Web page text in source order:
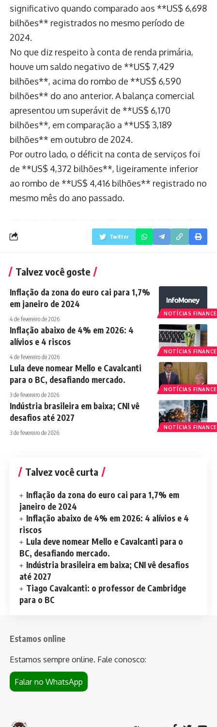
significativo quando comparado aos **US$ 6,698
bilhões** registrados no mesmo período de
2024.
No que diz respeito à conta de renda primária,
houve um saldo negativo de **US$ 7,429
bilhões**, acima do rombo de **US$ 6,590
bilhões** do ano anterior. A balança comercial
apresentou um superávit de **US$ 6,170
bilhões**, em comparação a **US$ 3,189
bilhões** em outubro de 2024.
Por outro lado, o déficit na conta de serviços foi
de **US$ 4,372 bilhões**, ligeiramente inferior
ao rombo de **US$ 4,416 bilhões** registrado no
mesmo mês do ano passado.
Twitter
Talvez você goste
NOTÍCIAS
Inflação da zona do euro cai para 1,7%
em janeiro de 2024
4 de fevereiro de 2026
NOTÍCIAS
Inflação abaixo de 4% em 2026: 4
alívios e 4 riscos
4 de fevereiro de 2026
NOTÍCIAS
Lula deve nomear Mello e Cavalcanti
para o BC, desafiando mercado.
3 de fevereiro de 2026
NOTÍCIAS
Indústria brasileira em baixa; CNI vê
desafios até 2027
3 de fevereiro de 2026
Talvez você curta
Inflação da zona do euro cai para 1,7% em
janeiro de 2024
Inflação abaixo de 4% em 2026: 4 alívios e 4
riscos
Lula deve nomear Mello e Cavalcanti para o
BC, desafiando mercado.
Indústria brasileira em baixa; CNI vê desafios
até 2027
Tiago Cavalcanti: o professor de Cambridge
para o BC
Estamos online
Estamos sempre online. Fale conosco:
Falar no WhatsApp